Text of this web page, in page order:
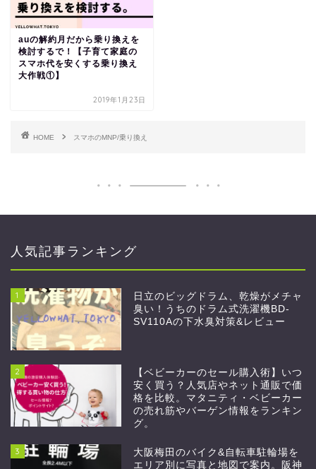
auの解約月だから乗り換えを
検討するで！【子育て家庭の
スマホ代を安くする乗り換え
大作戦①】
2019年1月23日
HOME スマホのMNP/乗り換え
人気記事ランキング
1
日立のビッグドラム、乾燥がメチャ
臭い！うちのドラム式洗濯機BD-
SV110Aの下水臭対策&レビュー
2
【ベビーカーのセール購入術】いつ
安く買う？人気店やネット通販で価
格を比較。マタニティ・ベビーカー
の売れ筋やバーゲン情報をランキン
グ。
3
大阪梅田のバイク&自転車駐輪場を
エリア別に写真と地図で案内。阪神